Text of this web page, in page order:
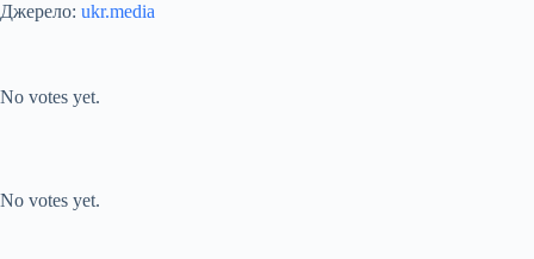
Джерело: ukr.media
No votes yet.
No votes yet.